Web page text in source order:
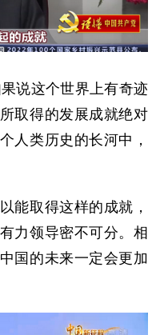
说这个世界上有奇迹
取得的发展成就绝对
人类历史的长河中，
取得这样的成就，
力领导密不可分。相
国的未来一定会更加